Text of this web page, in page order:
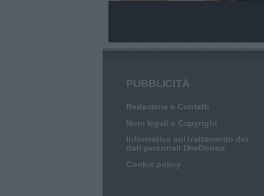
PUBBLICITÀ
Redazione e Contatti
Note legali e Copyright
Informativa sul trattamento dei
dati personali DireDonna
Cookie policy